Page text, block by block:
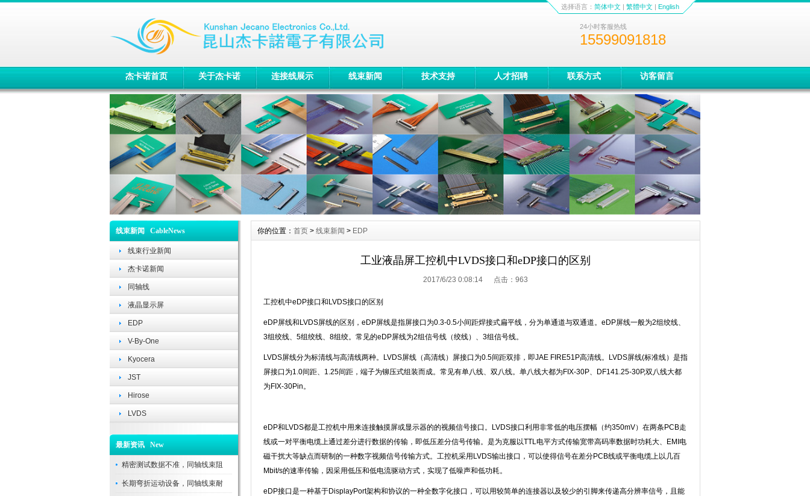
选择语言： 简体中文| 繁體中文| English
24小时客服热线
15599091818
杰卡诺首页 关于杰卡诺 连接线展示 线束新闻 技术支持 人才招聘 联系方式 访客留言
线束新闻 CableNews
线束行业新闻
杰卡诺新闻
同轴线
液晶显示屏
EDP
V-By-One
Kyocera
JST
Hirose
LVDS
最新资讯 New
精密测试数据不准，同轴线束阻
长期弯折运动设备，同轴线束耐
你的位置： 首页 > 线束新闻 > EDP
工业液晶屏工控机中LVDS接口和eDP接口的区别
2017/6/23 0:08:14 点击： 963
工控机中eDP接口和LVDS接口的区别
eDP屏线和LVDS屏线的区别， eDP屏线是指屏接口为0.3-0.5小间距焊接式扁平线，分为单通道与双通道。eDP屏线一般为2组绞线、
3组绞线、5组绞线、8组绞。常见的eDP屏线为2组信号线（绞线）、3组信号线。
LVDS屏线分为标清线与高清线两种。LVDS屏线（高清线）屏接口为0.5间距双排，即JAE FIRE51P高清线。LVDS屏线(标准线）是指
屏接口为1.0间距、1.25间距，端子为铆压式组装而成。常见有单八线、双八线。单八线大都为FIX-30P、DF141.25-30P,双八线大都
为FIX-30Pin。
eDP和LVDS都是工控机中用来连接触摸屏或显示器的的视频信号接口。LVDS接口利用非常低的电压摆幅（约350mV）在两条PCB走
线或一对平衡电缆上通过差分进行数据的传输，即低压差分信号传输。是为克服以TTL电平方式传输宽带高码率数据时功耗大、EMI电
磁干扰大等缺点而研制的一种数字视频信号传输方式。工控机采用LVDS输出接口，可以使得信号在差分PCB线或平衡电缆上以几百
Mbit/s的速率传输，因采用低压和低电流驱动方式，实现了低噪声和低功耗。
eDP接口是一种基于DisplayPort架构和协议的一种全数字化接口，可以用较简单的连接器以及较少的引脚来传递高分辨率信号，且能